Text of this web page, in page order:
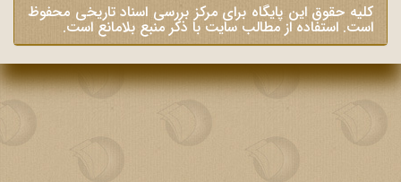
حقوق این پایگاه برای مرکز بررسی اسناد تاریخی محفوظ
از مطالب سایت با ذکر منبع بلامانع است.